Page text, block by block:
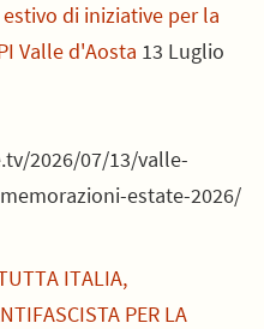
di iniziative per la
Valle d'Aosta 13 Luglio
2026/07/13/valle-
estate-2026/
ITALIA,
PER LA